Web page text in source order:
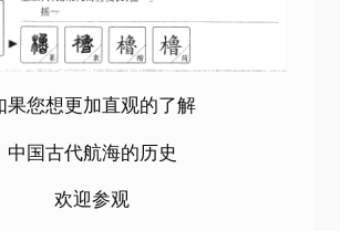
果您想更加直观的了解
中国古代航海的历史
欢迎参观